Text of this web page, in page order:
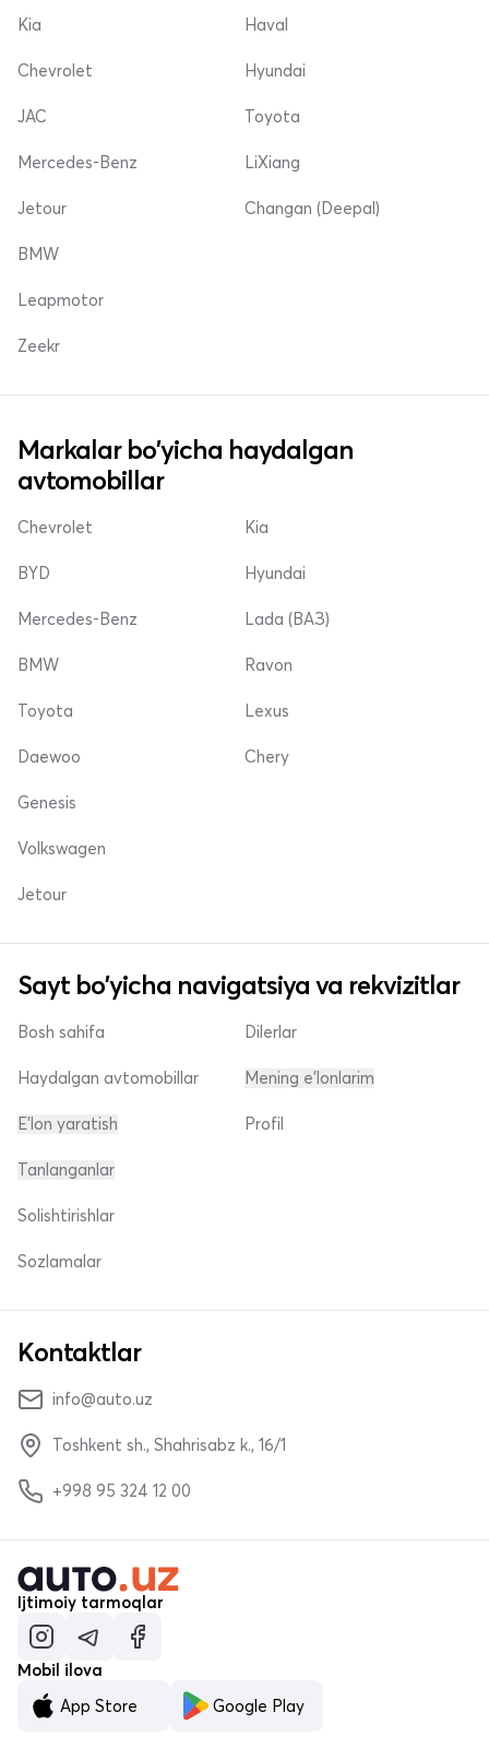
Kia
Chevrolet
Haval
Hyundai
JAC
Mercedes-Benz
Jetour
Toyota
LiXiang
Changan (Deepal)
BMW
Leapmotor
Zeekr
Markalar bo'yicha haydalgan
avtomobillar
Chevrolet
BYD
Mercedes-Benz
Kia
Hyundai
Lada (ВАЗ)
BMW
Toyota
Daewoo
Ravon
Lexus
Chery
Genesis
Volkswagen
Jetour
Sayt bo'yicha navigatsiya va rekvizitlar
Bosh sahifa
Haydalgan avtomobillar
E'lon yaratish
Dilerlar
Mening e'lonlarim
Profil
Tanlanganlar
Solishtirishlar
Sozlamalar
Kontaktlar
info@auto.uz
Toshkent sh., Shahrisabz k., 16/1
+998 95 324 12 00
Ijtimoiy tarmoqlar
Mobil ilova
App Store
Google Play